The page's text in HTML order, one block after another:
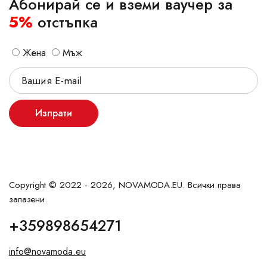
5% отстъпка
Жена Мъж
Изпрати
Copyright © 2022 - 2026, NOVAMODA.EU. Всички права
запазени.
+359898654271
info@novamoda.eu